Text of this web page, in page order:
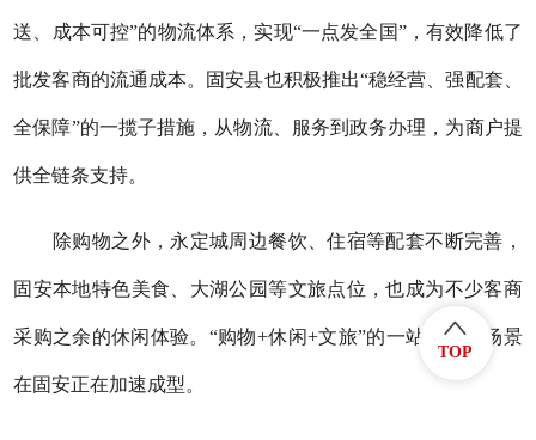
送、成本可控”的物流体系，实现“一点发全国”，有效降低了
批发客商的流通成本。固安县也积极推出“稳经营、强配套、
全保障”的一揽子措施，从物流、服务到政务办理，为商户提
供全链条支持。
除购物之外，永定城周边餐饮、住宿等配套不断完善，
固安本地特色美食、大湖公园等文旅点位，也成为不少客商
采购之余的休闲体验。“购物+休闲+文旅”的一站式消费场景
在固安正在加速成型。
TOP